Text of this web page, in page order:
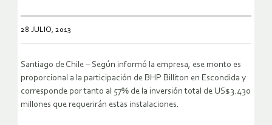
28 JULIO, 2013
Santiago de Chile – Según informó la empresa, ese monto es
proporcional a la participación de BHP Billiton en Escondida y
corresponde por tanto al 57% de la inversión total de US$3.430
millones que requerirán estas instalaciones.